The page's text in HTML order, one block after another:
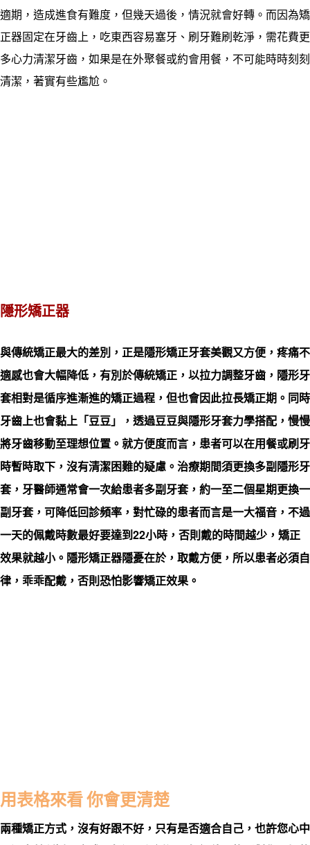
適期，造成進食有難度，但幾天過後，情況就會好轉。而因為矯
正器固定在牙齒上，吃東西容易塞牙、刷牙難刷乾淨，需花費更
多心力清潔牙齒，如果是在外聚餐或約會用餐，不可能時時刻刻
清潔，著實有些尷尬。
隱形矯正器
與傳統矯正最大的差別，正是隱形矯正牙套美觀又方便，疼痛不
適感也會大幅降低，有別於傳統矯正，以拉力調整牙齒，隱形牙
套相對是循序進漸進的矯正過程，但也會因此拉長矯正期。同時
牙齒上也會黏上「豆豆」，透過豆豆與隱形牙套力學搭配，慢慢
將牙齒移動至理想位置。就方便度而言，患者可以在用餐或刷牙
時暫時取下，沒有清潔困難的疑慮。治療期間須更換多副隱形牙
套，牙醫師通常會一次給患者多副牙套，約一至二個星期更換一
副牙套，可降低回診頻率，對忙碌的患者而言是一大福音，不過
一天的佩戴時數最好要達到22小時，否則戴的時間越少，矯正
效果就越小。隱形矯正器隱憂在於，取戴方便，所以患者必須自
律，乖乖配戴，否則恐怕影響矯正效果。
用表格來看 你會更清楚
兩種矯正方式，沒有好跟不好，只有是否適合自己，也許您心中